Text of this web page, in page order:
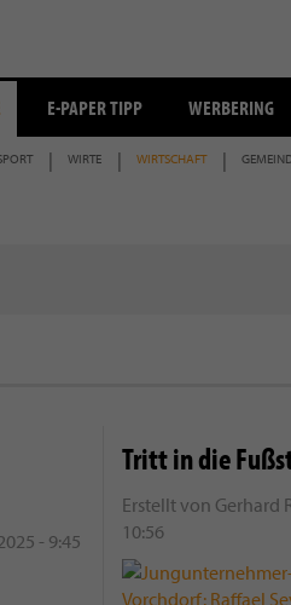
WIRTE WIRTSCHAFT
E-PAPER TIPP WERBERING
- 9:45
Tritt in die
Erstellt von Gerhard
10:56